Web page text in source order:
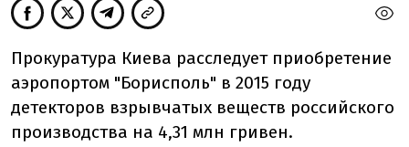
Прокуратура Киева расследует приобретение
аэропортом "Борисполь" в 2015 году
детекторов взрывчатых веществ российского
производства на 4,31 млн гривен.